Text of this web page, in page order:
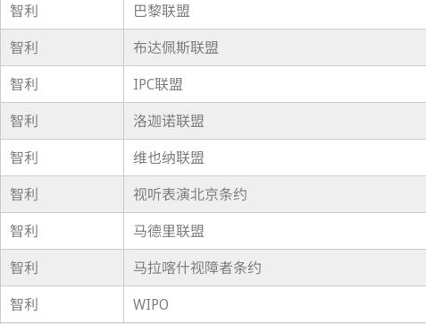
智利
巴黎联盟
智利
布达佩斯联盟
智利
IPC联盟
智利
洛迦诺联盟
智利
维也纳联盟
智利
视听表演北京条约
智利
马德里联盟
智利
马拉喀什视障者条约
智利
WIPO